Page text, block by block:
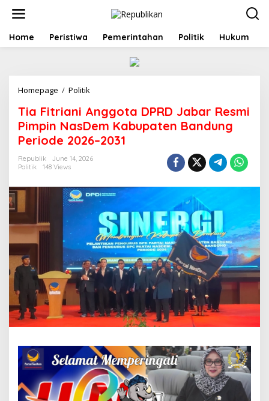
t
Home Peristiwa Pemerintahan Politik Hukum
Homepage / Politik
a
F
t
r
n
i
g
o
t
a
D
J
b
a
r
R
e
Tia Fitriani Anggota DPRD Jabar Resmi
Pimpin NasDem Kabupaten Bandung
Periode 2026–2031
Republik
June 14, 2026
Politik
148 Views